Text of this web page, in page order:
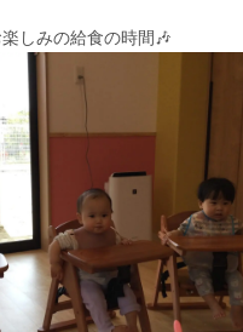
しみの給食の時間🎶